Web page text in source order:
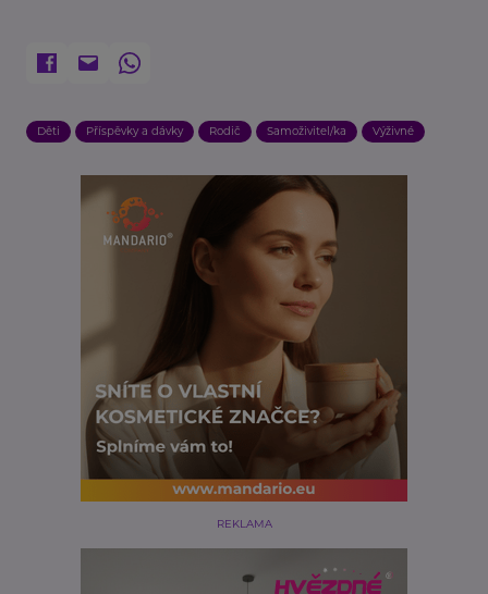
Děti Příspěvky a dávky Rodič Samoživitel/ka Výživné
REKLAMA